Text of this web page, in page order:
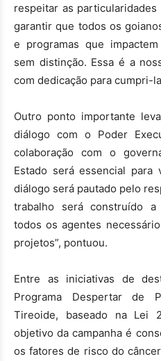
respeitar as particularidades
garantir que todos os
e programas que
sem distinção. Essa é a
com dedicação para cumpri-
Outro ponto importante
diálogo com o Poder
colaboração com o
Estado será essencial para
diálogo será pautado pelo
trabalho será construído a
todos os agentes
projetos”, pontuou.
Entre as iniciativas de
Programa Despertar de
Tireoide, baseado na Lei
objetivo da campanha é
os fatores de risco do